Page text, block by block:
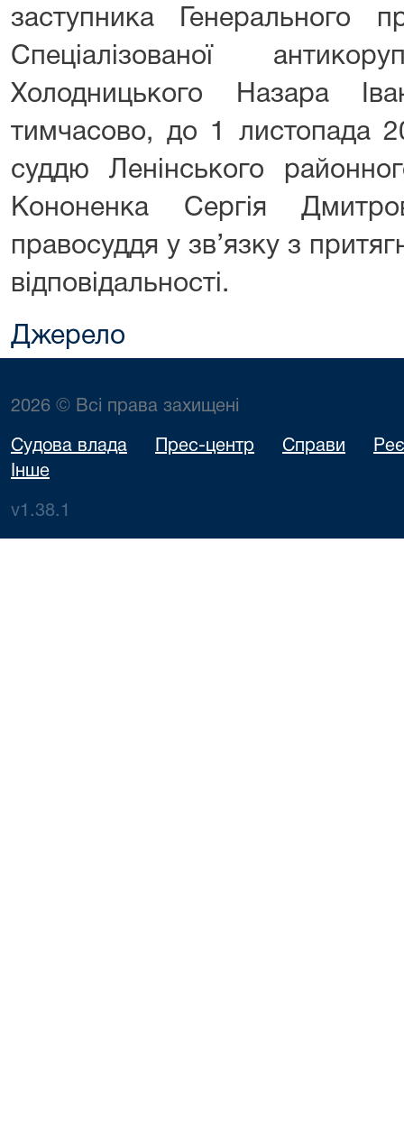
заступника Генерального
Спеціалізованої
Холодницького Назара
тимчасово, до 1 листопада
суддю Ленінського
Кононенка Сергія
правосуддя у зв’язку з
відповідальності.
Джерело
2026 © Всі права захищені
Судова влада Прес-центр Справи
Інше
v1.38.1